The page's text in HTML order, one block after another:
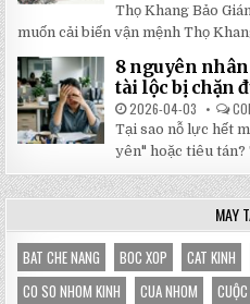
Thọ Khang Bảo
muốn cải biến vận mệnh Thọ
8 nguyên
tài lộc bị chặn
2026-04-03
Tại sao nỗ lực hết
yên" hoặc tiêu tán?
MAY
BAT CHE NANG BOC XOP CAT KINH
CO SO NHOM KINH
CUA NHOM